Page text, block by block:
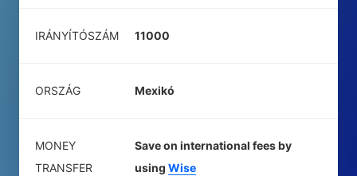
IRÁNYÍTÓSZÁM 11000
ORSZÁG Mexikó
MONEY
TRANSFER
Save on international fees by
using Wise